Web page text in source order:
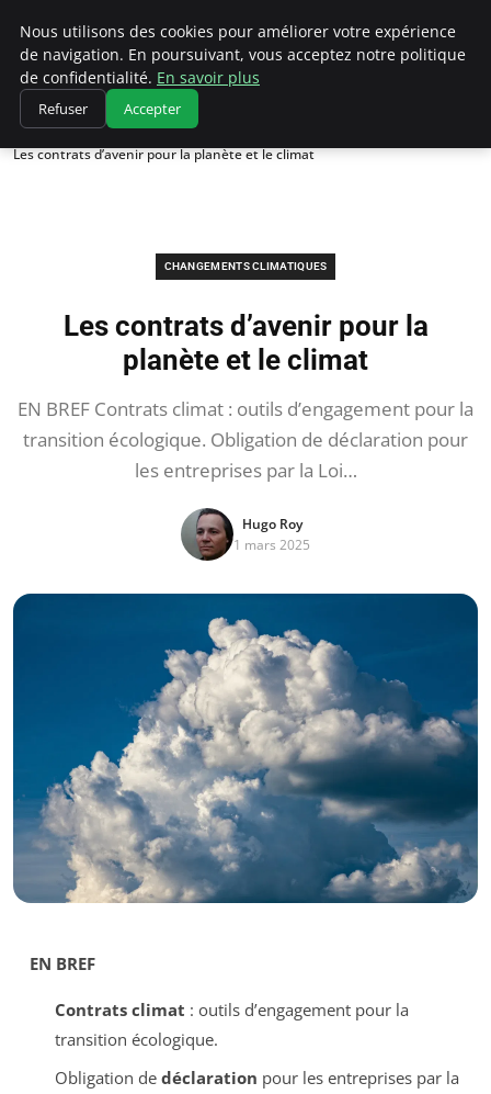
Climatedebtagents
Accueil
Changements climatiques
Les contrats d’avenir pour la planète et le climat
CHANGEMENTS CLIMATIQUES
Les contrats d’avenir pour la
planète et le climat
EN BREF Contrats climat : outils d’engagement pour la
transition écologique. Obligation de déclaration pour
les entreprises par la Loi…
Hugo Roy
1 mars 2025
EN BREF
Contrats climat : outils d’engagement pour la
transition écologique.
Obligation de déclaration pour les entreprises par la
Nous utilisons des cookies pour améliorer votre expérience
de navigation. En poursuivant, vous acceptez notre politique
de confidentialité. En savoir plus
Refuser Accepter